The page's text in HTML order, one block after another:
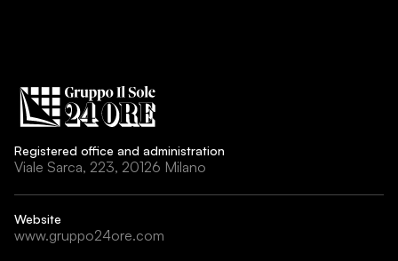
Registered office and administration
Viale Sarca, 223, 20126 Milano
Website
www.gruppo24ore.com